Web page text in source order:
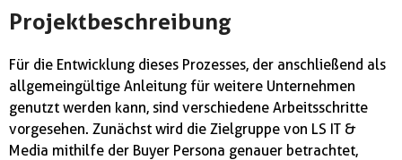
Projektbeschreibung
Für die Entwicklung dieses Prozesses, der anschließend als
allgemeingültige Anleitung für weitere Unternehmen
genutzt werden kann, sind verschiedene Arbeitsschritte
vorgesehen. Zunächst wird die Zielgruppe von LS IT &
Media mithilfe der Buyer Persona genauer betrachtet,